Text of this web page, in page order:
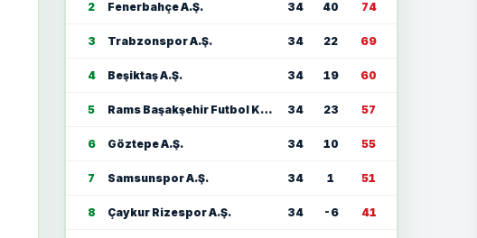
2 Fenerbahçe A.Ş. 34 40 74
3 Trabzonspor A.Ş. 34 22 69
4 Beşiktaş A.Ş. 34 19 60
5 Rams Başakşehir Futbol Kulübü 34 23 57
6 Göztepe A.Ş. 34 10 55
7 Samsunspor A.Ş. 34 1 51
8 Çaykur Rizespor A.Ş. 34 -6 41